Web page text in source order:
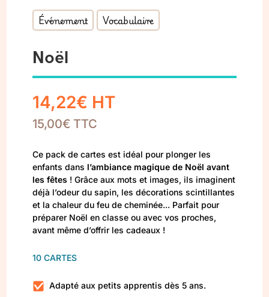
Événement Vocabulaire
Noël
14,22€ HT
15,00€ TTC
Ce pack de cartes est idéal pour plonger les
enfants dans l’ambiance magique de Noël avant
les fêtes ! Grâce aux mots et images, ils imaginent
déjà l’odeur du sapin, les décorations scintillantes
et la chaleur du feu de cheminée... Parfait pour
préparer Noël en classe ou avec vos proches,
avant même d’offrir les cadeaux !
10 CARTES
Adapté aux petits apprentis dès 5 ans.